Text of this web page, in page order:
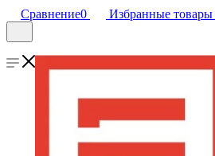
Сравнение0 Избранные товары